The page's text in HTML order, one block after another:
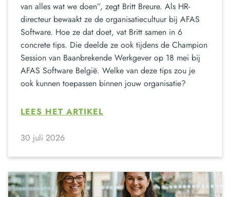
van alles wat we doen”, zegt Britt Breure. Als HR-
directeur bewaakt ze de organisatiecultuur bij AFAS
Software. Hoe ze dat doet, vat Britt samen in 6
concrete tips. Die deelde ze ook tijdens de Champion
Session van Baanbrekende Werkgever op 18 mei bij
AFAS Software België. Welke van deze tips zou je
ook kunnen toepassen binnen jouw organisatie?
LEES HET ARTIKEL
30 juli 2026